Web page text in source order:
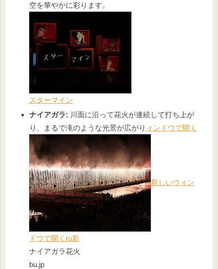
空を華やかに彩ります。
スターマイン
ナイアガラ: 川面に沿って花火が連続して打ち上が
り、まるで滝のような光景が広がり ィンドウで開く
新しいウィン
ドウで開く ru新
ナイアガラ花火
bu.jp